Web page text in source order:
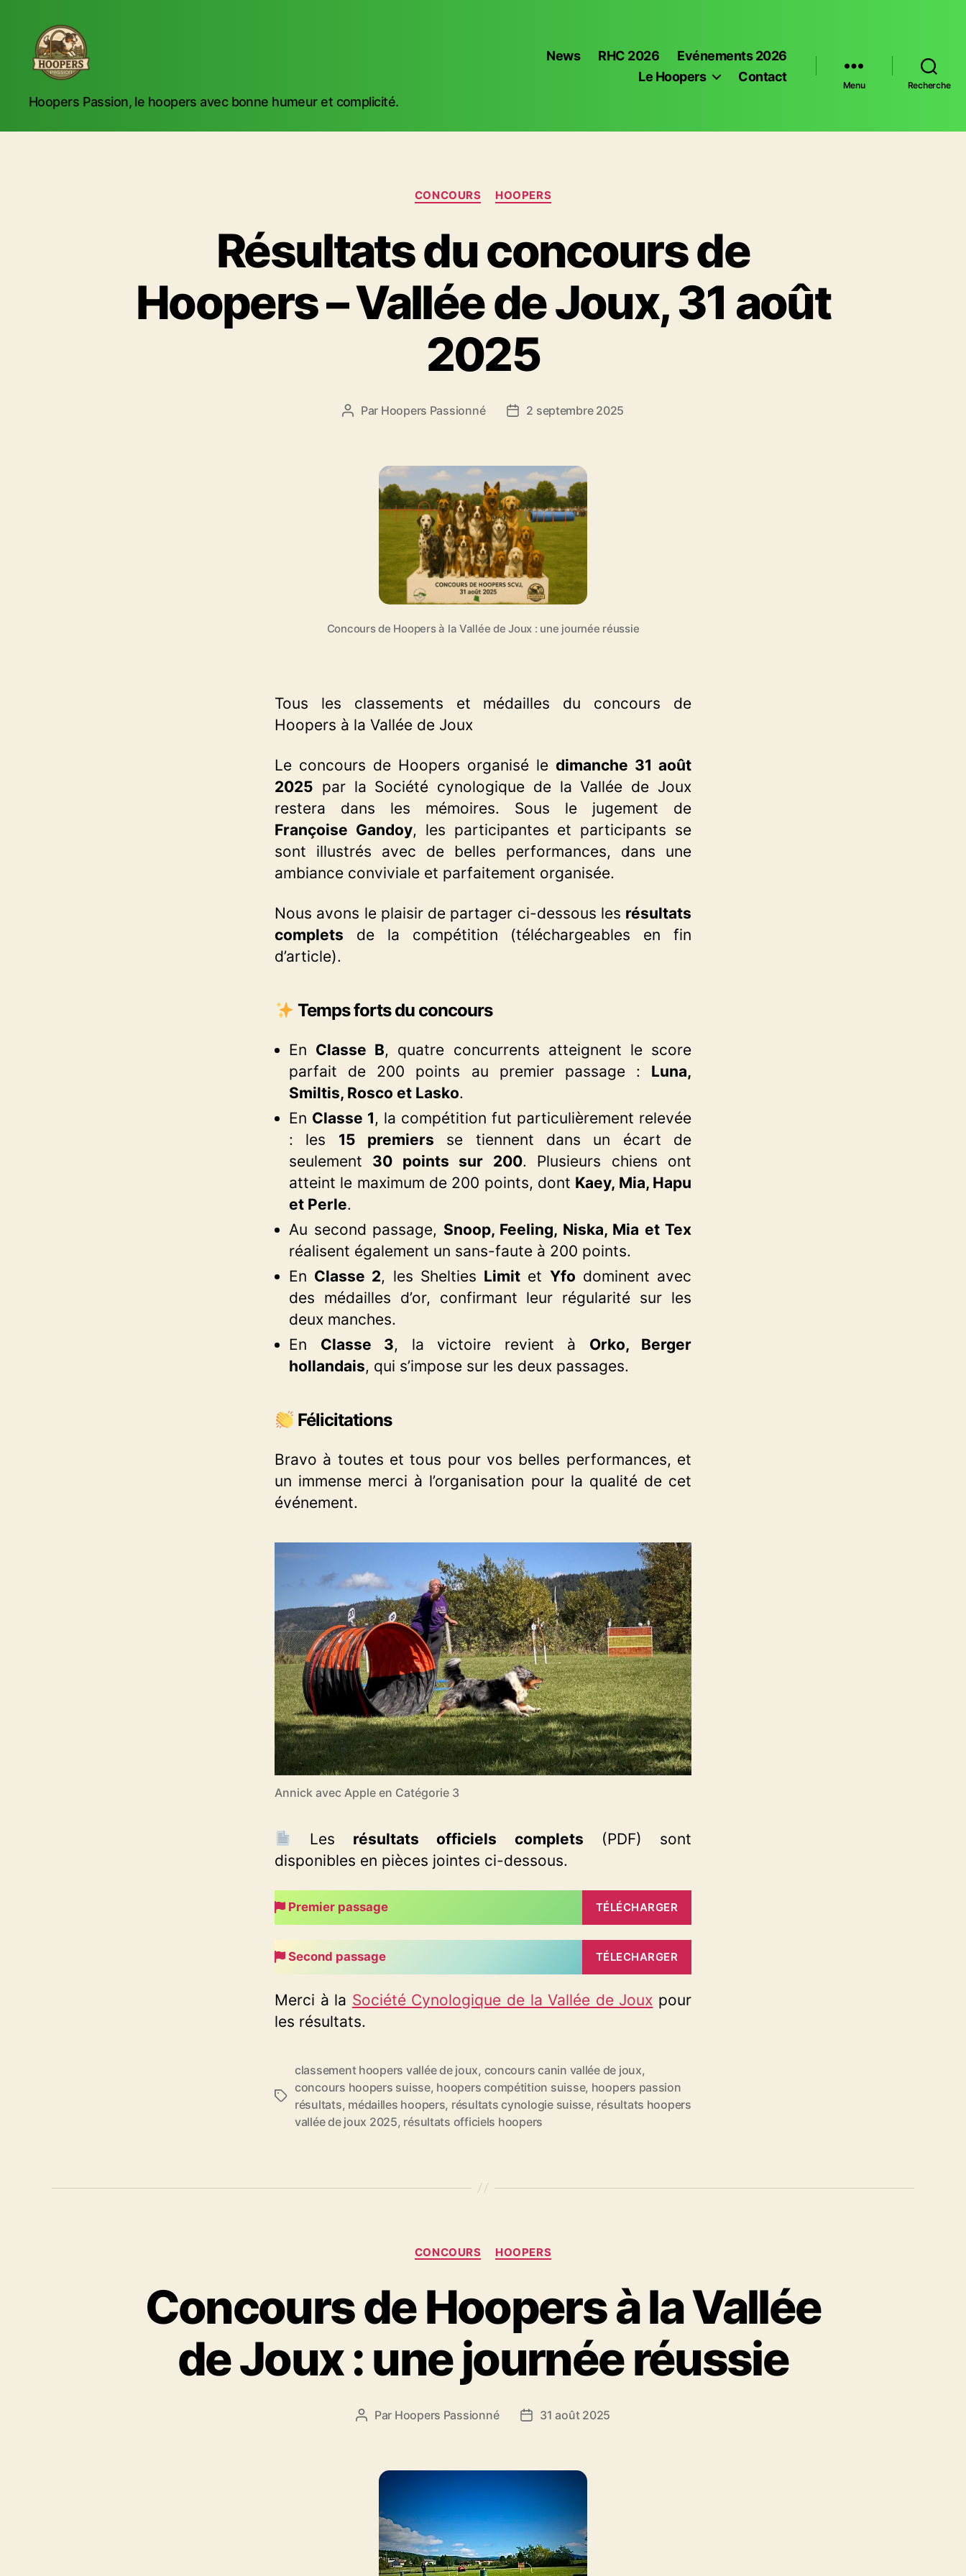
Hoopers
Hoopers Passion, le hoopers avec bonne humeur et complicité.
News RHC 2026
Evénements 2026
Le Hoopers
Contact
Menu Recherche
Catégories
CONCOURS HOOPERS
Résultats du concours de
Hoopers – Vallée de Joux, 31 août
2025
Auteur
Par Hoopers Passionné
Date2 septembre 2025
Concours de Hoopers à la Vallée de Joux : une journée réussie
Tous les classements et médailles du concours de
Hoopers à la Vallée de Joux
Le concours de Hoopers organisé le dimanche 31 août
2025 par la Société cynologique de la Vallée de Joux
restera dans les mémoires. Sous le jugement de
Françoise Gandoy, les participantes et participants se
sont illustrés avec de belles performances, dans une
ambiance conviviale et parfaitement organisée.
Nous avons le plaisir de partager ci-dessous les résultats
complets de la compétition (téléchargeables en fin
d’article).
Temps forts du concours
En Classe B, quatre concurrents atteignent le score
parfait de 200 points au premier passage : Luna,
Smiltis, Rosco et Lasko.
En Classe 1, la compétition fut particulièrement relevée
: les 15 premiers se tiennent dans un écart de
seulement 30 points sur 200. Plusieurs chiens ont
atteint le maximum de 200 points, dont Kaey, Mia, Hapu
et Perle.
Au second passage, Snoop, Feeling, Niska, Mia et Tex
réalisent également un sans-faute à 200 points.
En Classe 2, les Shelties Limit et Yfo dominent avec
des médailles d’or, confirmant leur régularité sur les
deux manches.
En Classe 3, la victoire revient à Orko, Berger
hollandais, qui s’impose sur les deux passages.
Félicitations
Bravo à toutes et tous pour vos belles performances, et
un immense merci à l’organisation pour la qualité de cet
événement.
Annick avec Apple en Catégorie 3
Les résultats officiels complets (PDF) sont
disponibles en pièces jointes ci-dessous.
Premier passage TÉLÉCHARGER
Second passage TÉLECHARGER
Merci à la Société Cynologique de la Vallée de Joux pour
les résultats.
Étiquettes
classement hoopers vallée de joux, concours canin vallée de joux,
concours hoopers suisse, hoopers compétition suisse, hoopers passion
résultats, médailles hoopers, résultats cynologie suisse, résultats hoopers
vallée de joux 2025, résultats officiels hoopers
Catégories
CONCOURS HOOPERS
Concours de Hoopers à la Vallée
de Joux : une journée réussie
Auteur
Par Hoopers Passionné
Date31 août 2025